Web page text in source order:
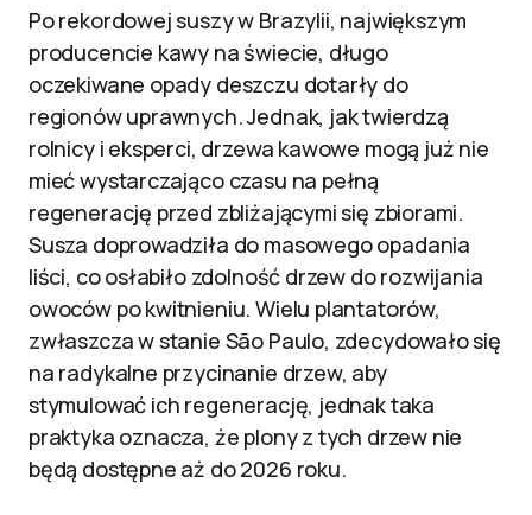
Po rekordowej suszy w Brazylii, największym
producencie kawy na świecie, długo
oczekiwane opady deszczu dotarły do
regionów uprawnych. Jednak, jak twierdzą
rolnicy i eksperci, drzewa kawowe mogą już nie
mieć wystarczająco czasu na pełną
regenerację przed zbliżającymi się zbiorami.
Susza doprowadziła do masowego opadania
liści, co osłabiło zdolność drzew do rozwijania
owoców po kwitnieniu. Wielu plantatorów,
zwłaszcza w stanie São Paulo, zdecydowało się
na radykalne przycinanie drzew, aby
stymulować ich regenerację, jednak taka
praktyka oznacza, że plony z tych drzew nie
będą dostępne aż do 2026 roku.